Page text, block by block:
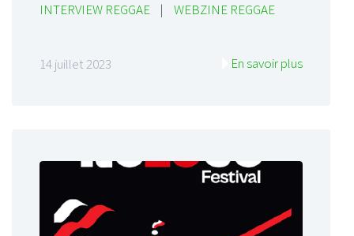
INTERVIEW REGGAE | WEBZINE REGGAE
14 juillet 2023 En savoir plus